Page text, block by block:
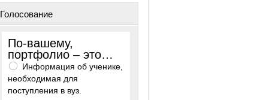
Голосование
По-вашему,
портфолио – это…
Информация об ученике,
необходимая для
поступления в вуз.